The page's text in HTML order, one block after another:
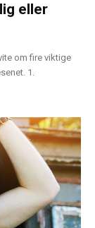
eller
om fire viktige
1.